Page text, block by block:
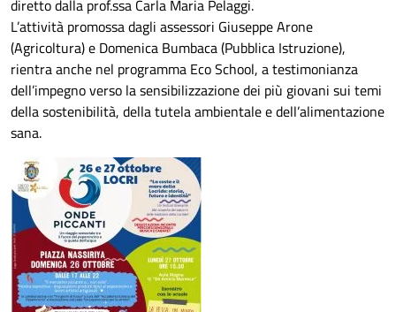
diretto dalla prof.ssa Carla Maria Pelaggi.
L’attività promossa dagli assessori Giuseppe Arone
(Agricoltura) e Domenica Bumbaca (Pubblica Istruzione),
rientra anche nel programma Eco School, a testimonianza
dell’impegno verso la sensibilizzazione dei più giovani sui temi
della sostenibilità, della tutela ambientale e dell’alimentazione
sana.